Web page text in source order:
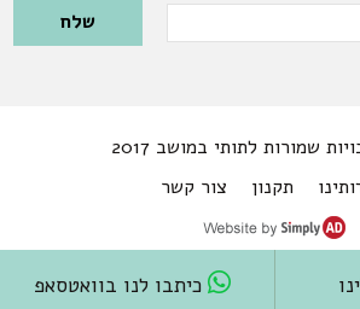
Please
שמורות לתותי במושב 2017
תקנון צור קשר
כיתבו לנו בוואטסאפ